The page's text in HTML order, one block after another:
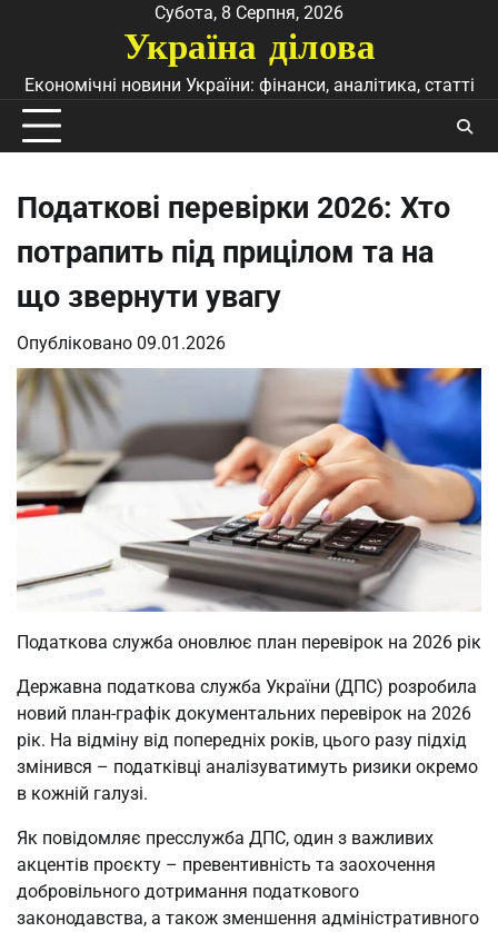
Субота, 8 Серпня, 2026
Україна ділова
Економічні новини України: фінанси, аналітика, статті
Податкові перевірки 2026: Хто
потрапить під прицілом та на
що звернути увагу
Опубліковано 09.01.2026
Податкова служба оновлює план перевірок на 2026 рік
Державна податкова служба України (ДПС) розробила
новий план-графік документальних перевірок на 2026
рік. На відміну від попередніх років, цього разу підхід
змінився – податківці аналізуватимуть ризики окремо
в кожній галузі.
Як повідомляє пресслужба ДПС, один з важливих
акцентів проєкту – превентивність та заохочення
добровільного дотримання податкового
законодавства, а також зменшення адміністративного